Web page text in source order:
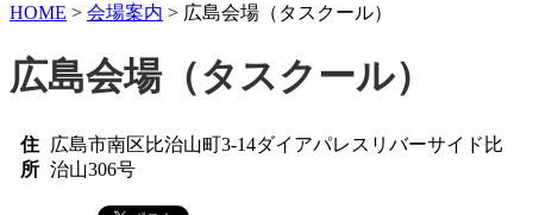
HOME > 会場案内 > 広島会場（タスクール）
広島会場（タスクール）
住
所
広島市南区比治山町3-14ダイアパレスリバーサイド比
治山306号